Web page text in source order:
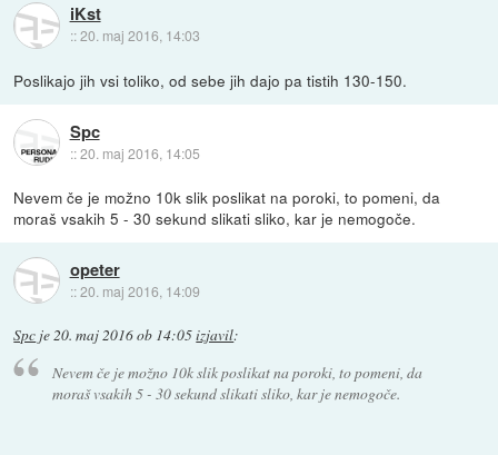
iKst
::20. maj 2016, 14:03
Poslikajo jih vsi toliko, od sebe jih dajo pa tistih 130-150.
Spc
::20. maj 2016, 14:05
Nevem če je možno 10k slik poslikat na poroki, to pomeni, da
moraš vsakih 5 - 30 sekund slikati sliko, kar je nemogoče.
opeter
::20. maj 2016, 14:09
Spc je20. maj 2016 ob 14:05izjavil:
Nevem če je možno 10k slik poslikat na poroki, to pomeni, da
moraš vsakih 5 - 30 sekund slikati sliko, kar je nemogoče.